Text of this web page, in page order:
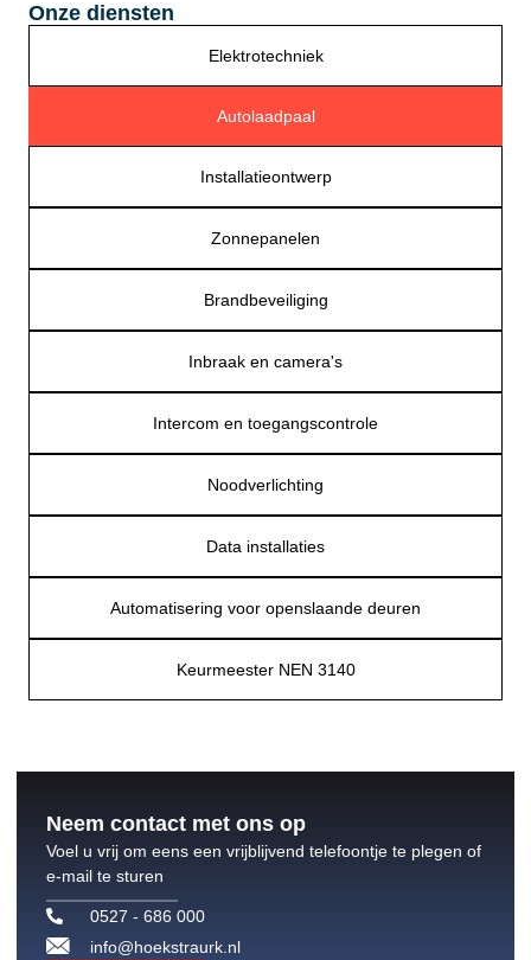
Onze diensten
Elektrotechniek
Autolaadpaal
Installatieontwerp
Zonnepanelen
Brandbeveiliging
Inbraak en camera's
Intercom en toegangscontrole
Noodverlichting
Data installaties
Automatisering voor openslaande deuren
Keurmeester NEN 3140
Neem contact met ons op
Voel u vrij om eens een vrijblijvend telefoontje te plegen of
e-mail te sturen
0527 - 686 000
info@hoekstraurk.nl